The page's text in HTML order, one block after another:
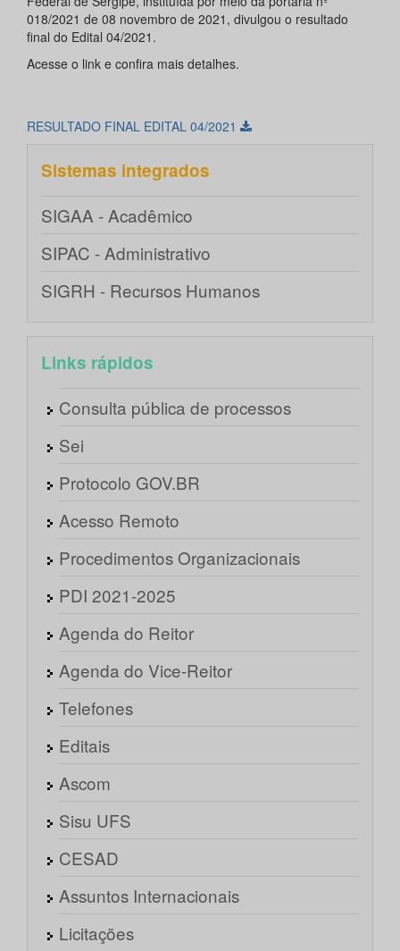
018/2021 de 08 novembro de 2021, divulgou o resultado
final do Edital 04/2021.
Acesse o link e confira mais detalhes.
RESULTADO FINAL EDITAL 04/2021
Sistemas integrados
SIGAA - Acadêmico
SIPAC - Administrativo
SIGRH - Recursos Humanos
Links rápidos
Consulta pública de processos
Sei
Protocolo GOV.BR
Acesso Remoto
Procedimentos Organizacionais
PDI 2021-2025
Agenda do Reitor
Agenda do Vice-Reitor
Telefones
Editais
Ascom
Sisu UFS
CESAD
Assuntos Internacionais
Licitações